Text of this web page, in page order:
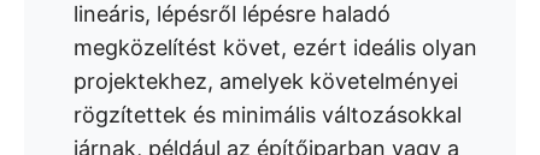
lineáris, lépésről lépésre haladó
megközelítést követ, ezért ideális olyan
projektekhez, amelyek követelményei
rögzítettek és minimális változásokkal
járnak, például az építőiparban vagy a